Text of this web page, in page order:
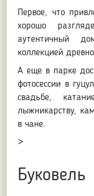
Первое, что
хорошо
аутентичный
коллекцией
А еще в парке
фотосессии в
свадьбе,
лыжникарству,
в чане.
>
Буковель